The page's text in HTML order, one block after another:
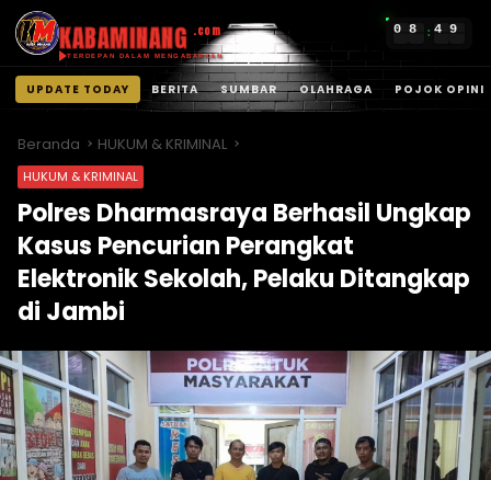
KABAMINANG .com
TERDEPAN DALAM MENGABARKAN
0 8 : 4 9
UPDATE TODAY BERITA SUMBAR OLAHRAGA POJOK OPINI
konten
Beranda HUKUM & KRIMINAL
HUKUM & KRIMINAL
Polres Dharmasraya Berhasil Ungkap
Kasus Pencurian Perangkat
Elektronik Sekolah, Pelaku Ditangkap
di Jambi